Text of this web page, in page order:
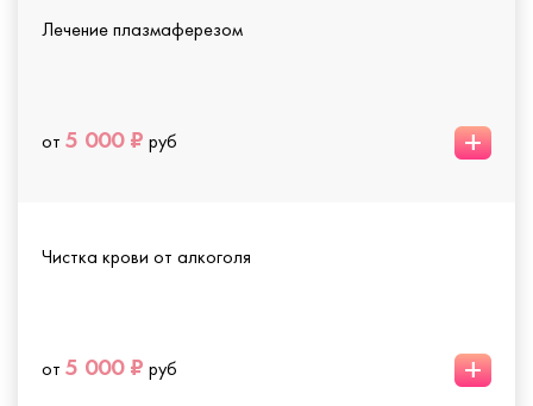
Лечение плазмаферезом
от 5 000 ₽ руб +
Чистка крови от алкоголя
от 5 000 ₽ руб +